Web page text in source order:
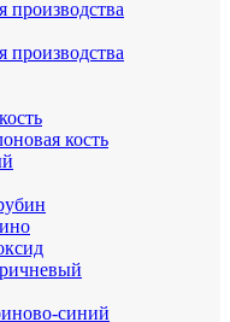
производства
производства
кость
синий